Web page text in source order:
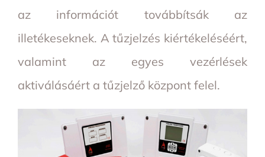
az információt továbbítsák az
illetékeseknek. A tűzjelzés kiértékeléséért,
valamint az egyes vezérlések
aktiválásáért a tűzjelző központ felel.